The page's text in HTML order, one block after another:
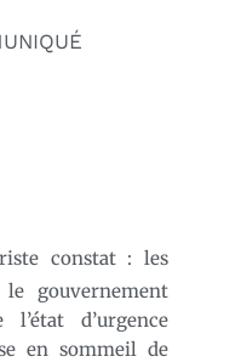
constat : les
gouvernement
d’urgence
en sommeil de